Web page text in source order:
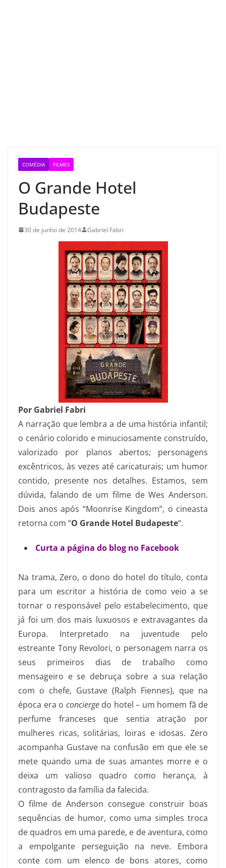
COMÉDIA FILMES
O Grande Hotel
Budapeste
30 de junho de 2014 Gabriel Fabri
Por Gabriel Fabri
A narração que lembra a de uma história infantil;
o cenário colorido e minuciosamente construído,
valorizado por planos abertos; personagens
excêntricos, às vezes até caricaturais; um humor
contido, presente nos detalhes. Estamos, sem
dúvida, falando de um filme de Wes Anderson.
Dois anos após “Moonrise Kingdom”, o cineasta
retorna com “O Grande Hotel Budapeste“.
Curta a página do blog no Facebook
Na trama, Zero, o dono do hotel do título, conta
para um escritor a história de como veio a se
tornar o responsável pelo estabelecimento, que
já foi um dos mais luxuosos e extravagantes da
Europa. Interpretado na juventude pelo
estreante Tony Revolori, o personagem narra os
seus primeiros dias de trabalho como
mensageiro e se debruça sobre a sua relação
com o chefe, Gustave (Ralph Fiennes), que na
época era o conciergedo hotel – um homem fã de
perfume franceses que sentia atração por
mulheres ricas, solitárias, loiras e idosas. Zero
acompanha Gustave na confusão em que ele se
mete quando uma de suas amantes morre e o
deixa um valioso quadro como herança, à
contragosto da família da falecida.
O filme de Anderson consegue construir boas
sequências de humor, como uma simples troca
de quadros em uma parede, e de aventura, como
a empolgante perseguição na neve. Embora
conte com um elenco de bons atores, como